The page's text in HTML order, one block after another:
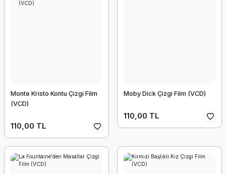
Monte Kristo Kontu Çizgi Film
(VCD)
110,00 TL
Moby Dick Çizgi Film (VCD)
110,00 TL